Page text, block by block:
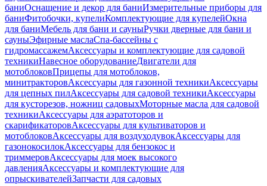
баниОснащение и декор для баниИзмерительные приборы для
баниФитобочки, купелиКомплектующие для купелейОкна
для баниМебель для бани и сауныРучки дверные для бани и
сауныЭфирные маслаСпа-бассейны с
гидромассажемАксессуары и комплектующие для садовой
техникиНавесное оборудованиеДвигатели для
мотоблоковПрицепы для мотоблоков,
минитракторовАксессуары для газонной техникиАксессуары
для цепных пилАксессуары для садовой техникиАксессуары
для кусторезов, ножниц садовыхМоторные масла для садовой
техникиАксессуары для аэратоторов и
скарификаторовАксессуары для культиваторов и
мотоблоковАксессуары для воздуходувокАксессуары для
газонокосилокАксессуары для бензокос и
триммеровАксессуары для моек высокого
давленияАксессуары и комплектующие для
опрыскивателейЗапчасти для садовых